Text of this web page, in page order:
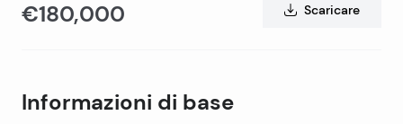
€180,000 Scaricare
Informazioni di base